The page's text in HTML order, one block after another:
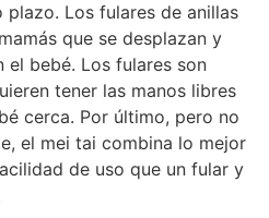
Los fulares de anillas
que se desplazan y
el bebé. Los fulares son
tener las manos libres
cerca. Por último, pero no
el mei tai combina lo mejor
de uso que un fular y